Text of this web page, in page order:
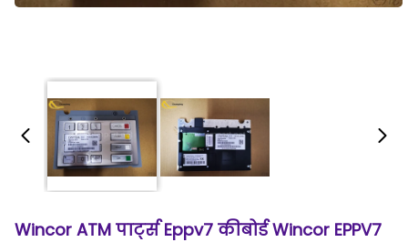
Wincor ATM पार्ट्स Eppv7 कीबोर्ड Wincor EPPV7